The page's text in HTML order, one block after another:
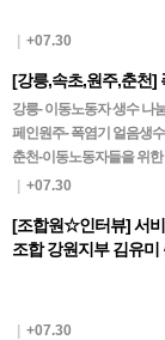
| +07.30
[강릉,속초,원주,춘천]
강릉- 이동노동자 생수 나
페인원주- 폭염기 얼음생
춘천-이동노동자들을 위
| +07.30
[조합원☆인터뷰] 서
조합 강원지부 김유미
| +07.30